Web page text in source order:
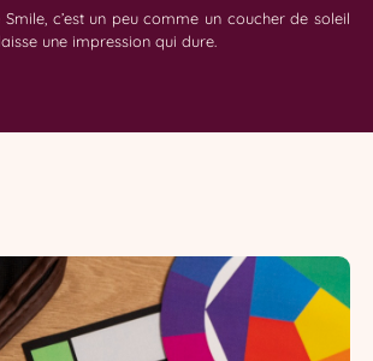
c’est un peu comme un coucher de soleil
une impression qui dure.